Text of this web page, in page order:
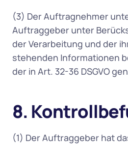
(3) Der Auftragnehmer
Auftraggeber unter
der Verarbeitung und der
stehenden Informationen
der in Art. 32-36 DSGVO
8.
(1) Der Auftraggeber hat